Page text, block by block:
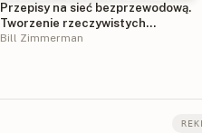
Przepisy na sieć bezprzewodową.
Tworzenie rzeczywistych
projektów i ulepszanie Wi-Fi,
Bill Zimmerman